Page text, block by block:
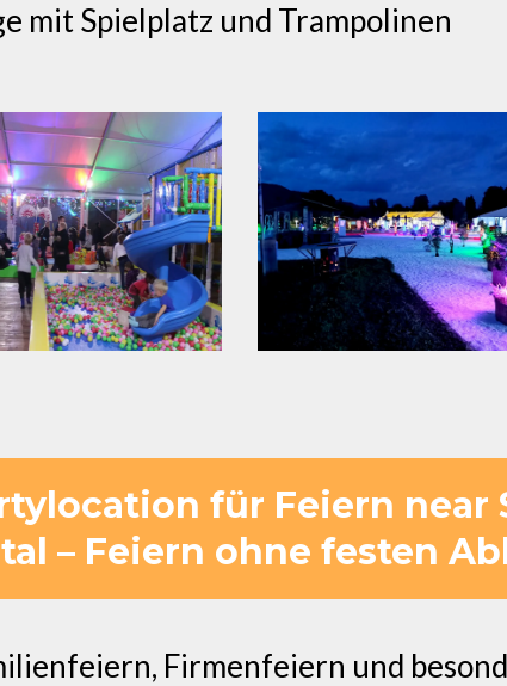
mit Spielplatz und Trampolinen
für Feiern near
– Feiern ohne festen
Firmenfeiern und